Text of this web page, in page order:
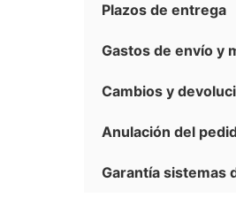
Plazos de entrega
Gastos de envío y
Cambios y
Anulación del
Garantía sistemas